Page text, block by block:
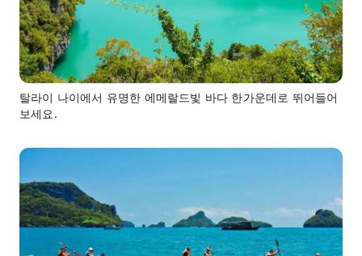
탈라이 나이에서 유명한 에메랄드빛 바다 한가운데로 뛰어들어
보세요.